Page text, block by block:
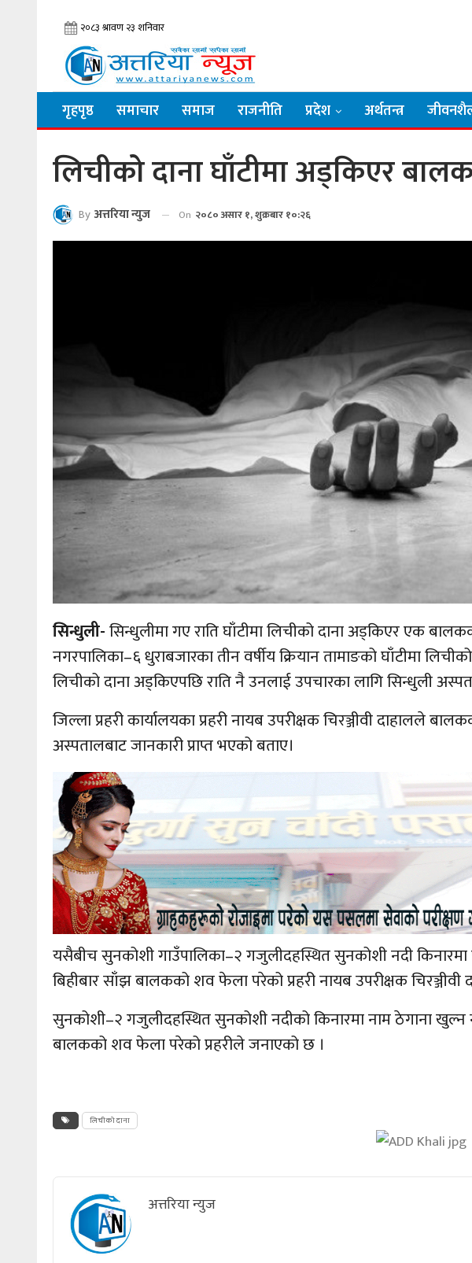
गृहपृष्ठ समाचार समाज राजनीति प्रदेश अर्थतन्त्र
लिचीको दाना घाँटीमा अड्किएर
By अत्तरिया न्युज On २०८० असार १, शुक्रबार १०:२६
सिन्धुली-सिन्धुलीमा गए राति घाँटीमा लिचीको दाना अड्किएर एक
नगरपालिका–६ धुराबजारका तीन वर्षीय क्रियान तामाङको घाँटीमा
लिचीको दाना अड्किएपछि राति नै उनलाई उपचारका लागि सिन्धुली
जिल्ला प्रहरी कार्यालयका प्रहरी नायब उपरीक्षक चिरञ्जीवी दाहालले
अस्पतालबाट जानकारी प्राप्त भएको बताए।
यसैबीच सुनकोशी गाउँपालिका–२ गजुलीदहस्थित सुनकोशी नदी
बिहीबार साँझ बालकको शव फेला परेको प्रहरी नायब उपरीक्षक चिरञ्जीवी
सुनकोशी–२ गजुलीदहस्थित सुनकोशी नदीको किनारमा नाम ठेगाना खुल्न
बालकको शव फेला परेको प्रहरीले जनाएको छ ।
लिचीको दाना
अत्तरिया न्युज